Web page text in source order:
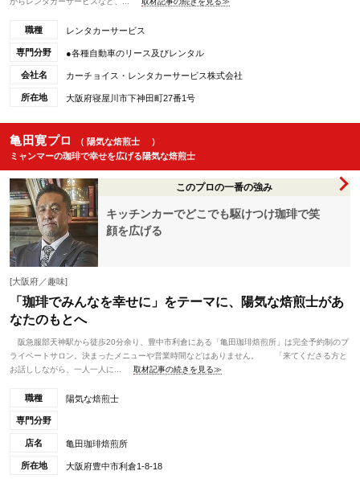
職種 レンタカーサービス
専門分野 ●各種自動車のリース及びレンタル
会社名 カーチョイス・レンタカーサービス株式会社
所在地 大阪府寝屋川市下神田町27番1号
亀田寛プロ
（ 陽気な焙煎士 ）
ミャンマーの珈琲で幸せを広げる陽気な焙煎士
このプロの一番の強み
キッチンカーでどこでも駆けつけ珈琲で笑
顔を広げる
[大阪府／趣味]
「珈琲でみんなを幸せに」をテーマに、陽気な焙煎士があ
なたのもとへ
阪急服部天神駅から徒歩20分余り、豊中市利倉にある「亀田珈琲焙煎所」は完全予約制のプ
ライベートサロン。決まったメニューや営業時間などはありません。 「来てくださる方と
お話ししながら、一人一人に...
取材記事の続きを見る≫
職種 陽気な焙煎士
専門分野
店名 亀田珈琲焙煎所
所在地 大阪府豊中市利倉1-8-18